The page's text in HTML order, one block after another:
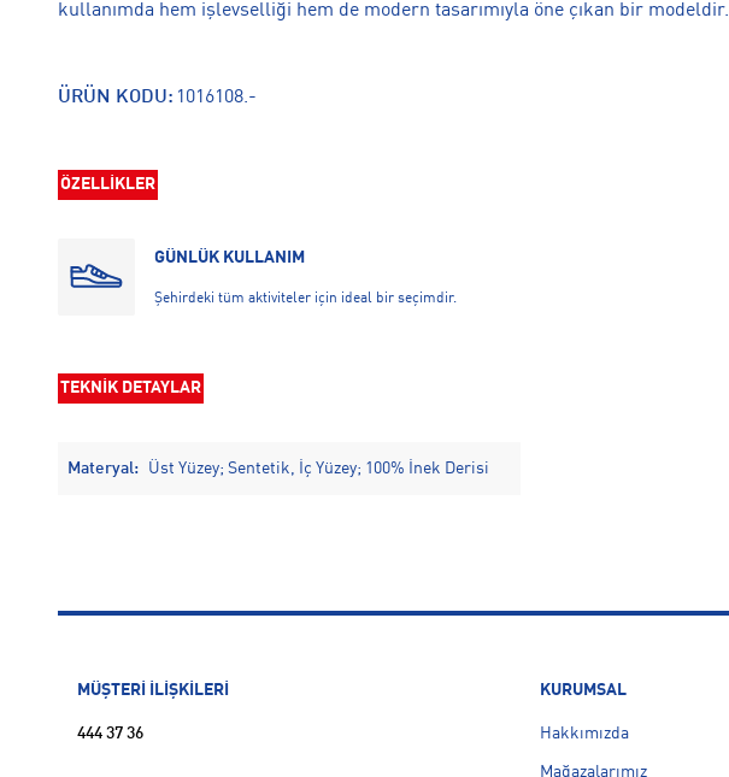
kullanımda hem işlevselliği hem de modern tasarımıyla öne çıkan bir modeldir.
ÜRÜN KODU: 1016108.-
ÖZELLİKLER
GÜNLÜK KULLANIM
Şehirdeki tüm aktiviteler için ideal bir seçimdir.
TEKNİK DETAYLAR
Materyal: Üst Yüzey; Sentetik, İç Yüzey; 100% İnek Derisi
MÜŞTERİ İLİŞKİLERİ
444 37 36
KURUMSAL
Hakkımızda
Mağazalarımız